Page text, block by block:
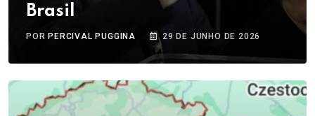
Brasil
PORPERCIVAL PUGGINA 29 DE JUNHO DE 2026